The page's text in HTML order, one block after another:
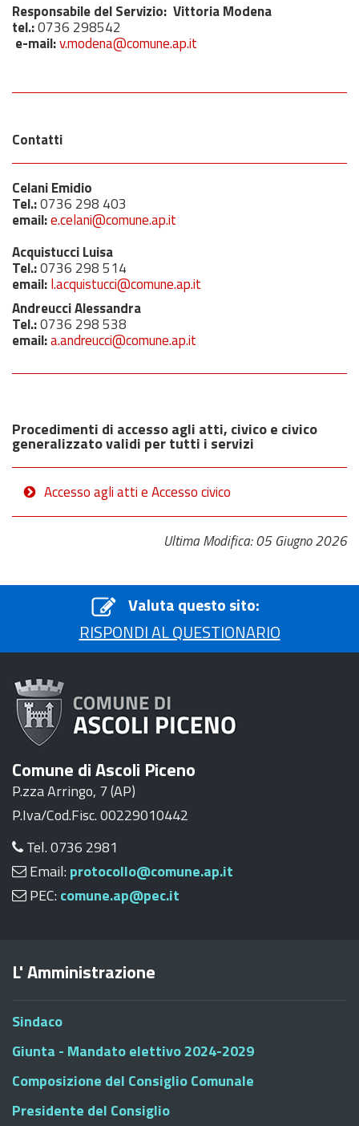
Responsabile del Servizio: Vittoria Modena
tel.:0736 298542
e-mail:v.modena@comune.ap.it
Contatti
Celani Emidio
Tel.:0736 298 403
email:e.celani@comune.ap.it
Acquistucci Luisa
Tel.:0736 298 514
email:l.acquistucci@comune.ap.it
Andreucci Alessandra
Tel.:0736 298 538
email:a.andreucci@comune.ap.it
Procedimenti di accesso agli atti, civico e civico
generalizzato validi per tutti i servizi
Accesso agli atti e Accesso civico
Ultima Modifica: 05 Giugno 2026
Valuta questo sito:
RISPONDI AL QUESTIONARIO
Comune di Ascoli Piceno
P.zza Arringo, 7 (AP)
P.Iva/Cod.Fisc. 00229010442
Tel. 0736 2981
Email: protocollo@comune.ap.it
PEC: comune.ap@pec.it
L' Amministrazione
Sindaco
Giunta - Mandato elettivo 2024-2029
Composizione del Consiglio Comunale
Presidente del Consiglio